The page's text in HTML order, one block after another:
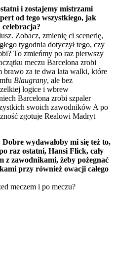
i zostajemy mistrzami
od tego wszystkiego, jak
celebracja?
Zobacz, zmienię ci scenerię,
tygodnia dotyczył tego, czy
To zmieńmy po raz pierwszy
meczu Barcelona zrobi
za te dwa lata walki, które
Blaugrany, ale bez
logice i wbrew
Barcelona zrobi szpaler
swoich zawodników A po
zgotuje Realowi Madryt
wydawałoby mi się też to,
raz ostatni, Hansi Flick, cały
z zawodnikami, żeby pożegnać
przy również owacji całego
meczem i po meczu?